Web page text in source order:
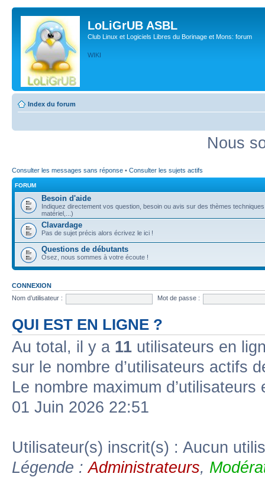
LoLiGrUB ASBL
Club Linux et Logiciels Libres du Borinage et Mons: forum
WIKI
Index du forum
Nous
Consulter les messages sans réponse • Consulter les sujets actifs
FORUM
Besoin d'aide
Indiquez directement vos question, besoin ou avis sur des thèmes
matériel,...)
Clavardage
Pas de sujet précis alors écrivez le ici !
Questions de débutants
Osez, nous sommes à votre écoute !
CONNEXION
Nom d’utilisateur :
Mot de passe :
QUI EST EN LIGNE ?
Au total, il y a 11 utilisateurs en
sur le nombre d’utilisateurs actifs
Le nombre maximum
01 Juin 2026 22:51
Utilisateur(s) inscrit(s) : Aucun
Légende :Administrateurs,